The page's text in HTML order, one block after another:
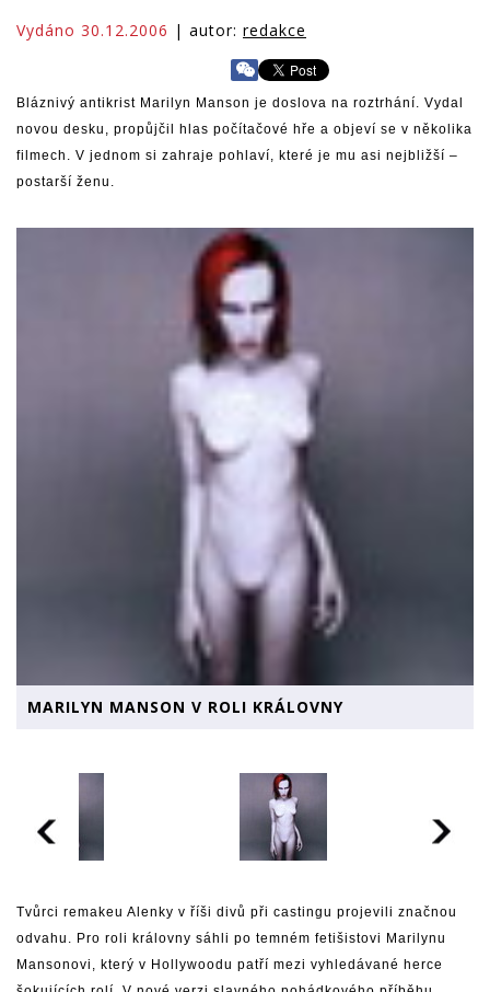
Vydáno 30.12.2006 | autor: redakce
Bláznivý antikrist Marilyn Manson je doslova na roztrhání. Vydal
novou desku, propůjčil hlas počítačové hře a objeví se v několika
filmech. V jednom si zahraje pohlaví, které je mu asi nejbližší –
postarší ženu.
MARILYN MANSON V ROLI KRÁLOVNY
Tvůrci remakeu Alenky v říši divů při castingu projevili značnou
odvahu. Pro roli královny sáhli po temném fetišistovi Marilynu
Mansonovi, který v Hollywoodu patří mezi vyhledávané herce